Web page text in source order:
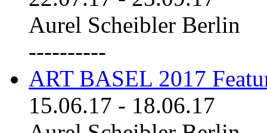
Aurel Scheibler Berlin
----------
ART BASEL 2017
15.06.17 - 18.06.17